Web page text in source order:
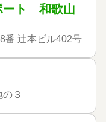
ート 和歌山
番 辻本ビル402号
３